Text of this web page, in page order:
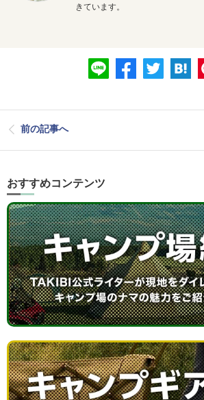
きています。
前の記事へ
おすすめコンテンツ